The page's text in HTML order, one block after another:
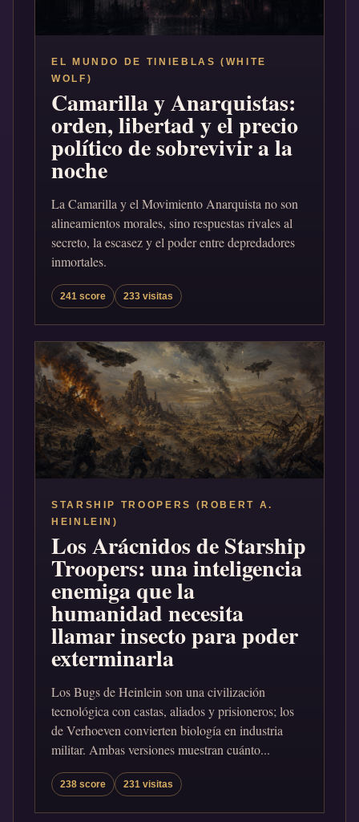
EL MUNDO DE TINIEBLAS (WHITE
WOLF)
Camarilla y Anarquistas:
orden, libertad y el precio
político de sobrevivir a la
noche
La Camarilla y el Movimiento Anarquista no son
alineamientos morales, sino respuestas rivales al
secreto, la escasez y el poder entre depredadores
inmortales.
241 score 233 visitas
STARSHIP TROOPERS (ROBERT A.
HEINLEIN)
Los Arácnidos de Starship
Troopers: una inteligencia
enemiga que la
humanidad necesita
llamar insecto para poder
exterminarla
Los Bugs de Heinlein son una civilización
tecnológica con castas, aliados y prisioneros; los
de Verhoeven convierten biología en industria
militar. Ambas versiones muestran cuánto...
238 score 231 visitas